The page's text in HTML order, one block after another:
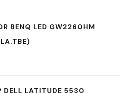
BENQ LED GW2260HM
DELL LATITUDE 5530